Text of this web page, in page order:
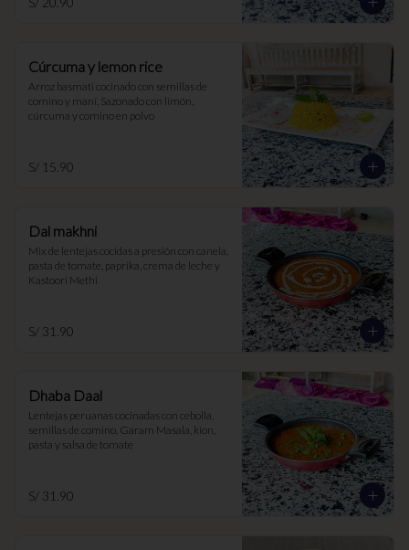
Cúrcuma y lemon rice
Arroz basmati cocinado con semillas de
comino y maní. Sazonado con limón,
cúrcuma y comino en polvo
S/ 15.90
Dal makhni
Mix de lentejas cocidas a presión con canela,
pasta de tomate, paprika, crema de leche y
Kastoori Methi
S/ 31.90
Dhaba Daal
Lentejas peruanas cocinadas con cebolla,
semillas de comino, Garam Masala, kion,
pasta y salsa de tomate
S/ 31.90